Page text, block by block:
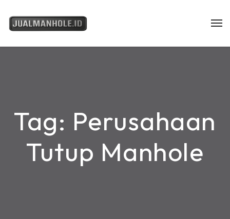
Tag: Perusahaan
Tutup Manhole